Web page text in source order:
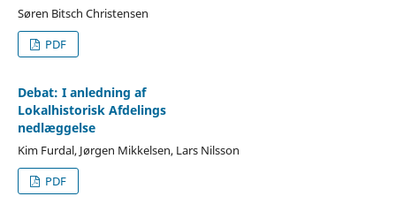
Søren Bitsch Christensen
PDF
Debat: I anledning af
Lokalhistorisk Afdelings
nedlæggelse
Kim Furdal, Jørgen Mikkelsen, Lars Nilsson
PDF